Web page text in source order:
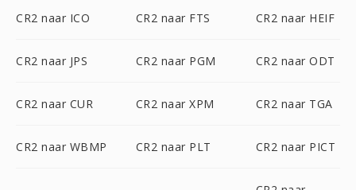
CR2 naar ICO CR2 naar FTS CR2 naar HEIF
CR2 naar JPS CR2 naar PGM CR2 naar ODT
CR2 naar CUR CR2 naar XPM CR2 naar TGA
CR2 naar WBMP CR2 naar PLT CR2 naar PICT